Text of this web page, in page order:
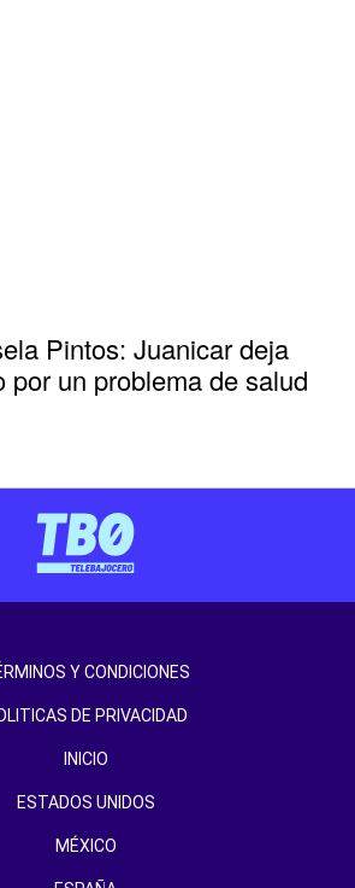
Pintos: Juanicar deja
por un problema de salud
Y CONDICIONES
DE PRIVACIDAD
INICIO
ESTADOS UNIDOS
MÉXICO